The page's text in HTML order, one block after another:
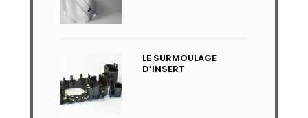
LE SURMOULAGE
D’INSERT